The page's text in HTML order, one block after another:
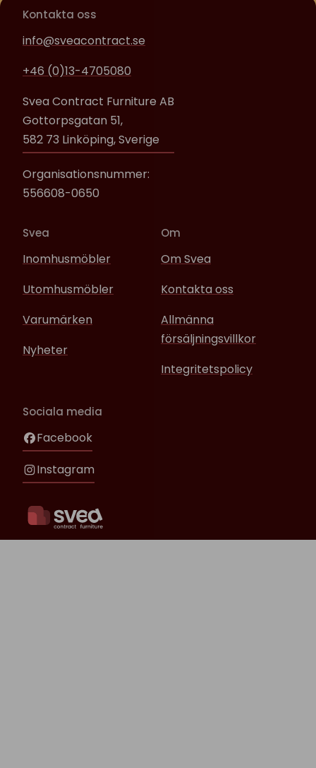
Kontakta oss
info@sveacontract.se
+46 (0)13-4705080
Svea Contract Furniture AB
Gottorpsgatan 51,
582 73 Linköping, Sverige
Organisationsnummer:
556608-0650
Svea
Inomhusmöbler
Utomhusmöbler
Varumärken
Nyheter
Om
Om Svea
Kontakta oss
Allmänna
försäljningsvillkor
Integritetspolicy
Sociala media
Facebook
Instagram